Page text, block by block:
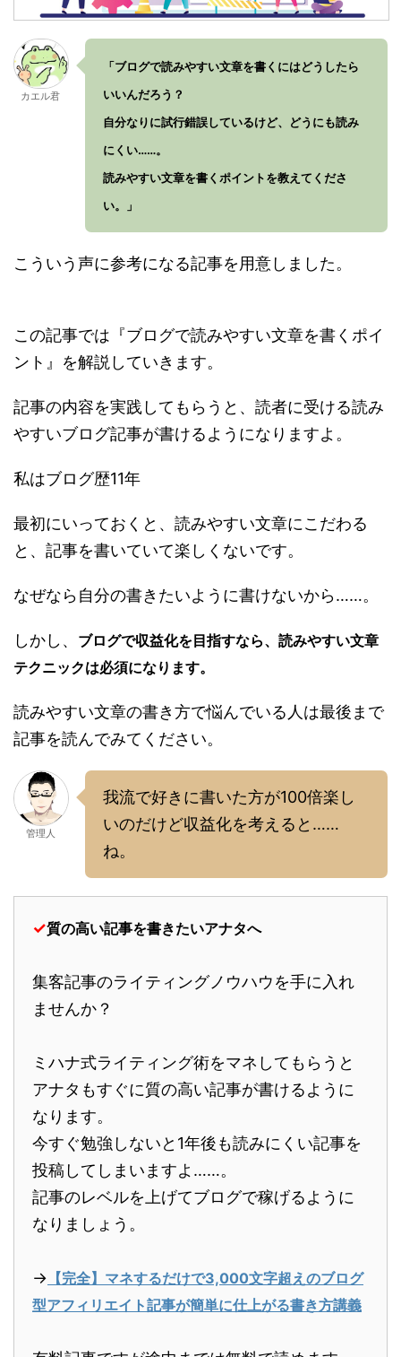
カエル君
「ブログで読みやすい文章を書くにはどうしたら
いいんだろう？
自分なりに試行錯誤しているけど、どうにも読み
にくい……。
読みやすい文章を書くポイントを教えてくださ
い。」
こういう声に参考になる記事を用意しました。
この記事では『ブログで読みやすい文章を書くポイ
ント』を解説していきます。
記事の内容を実践してもらうと、読者に受ける読み
やすいブログ記事が書けるようになりますよ。
私はブログ歴11年
最初にいっておくと、読みやすい文章にこだわる
と、記事を書いていて楽しくないです。
なぜなら自分の書きたいように書けないから……。
しかし、 ブログで収益化を目指すなら、読みやすい文章
テクニックは必須になります。
読みやすい文章の書き方で悩んでいる人は最後まで
記事を読んでみてください。
管理人
我流で好きに書いた方が100倍楽し
いのだけど収益化を考えると……
ね。
✓質の高い記事を書きたいアナタへ
集客記事のライティングノウハウを手に入れ
ませんか？
ミハナ式ライティング術をマネしてもらうと
アナタもすぐに質の高い記事が書けるように
なります。
今すぐ勉強しないと1年後も読みにくい記事を
投稿してしまいますよ……。
記事のレベルを上げてブログで稼げるように
なりましょう。
→ 【完全】マネするだけで3,000文字超えのブログ
型アフィリエイト記事が簡単に仕上がる書き方講義